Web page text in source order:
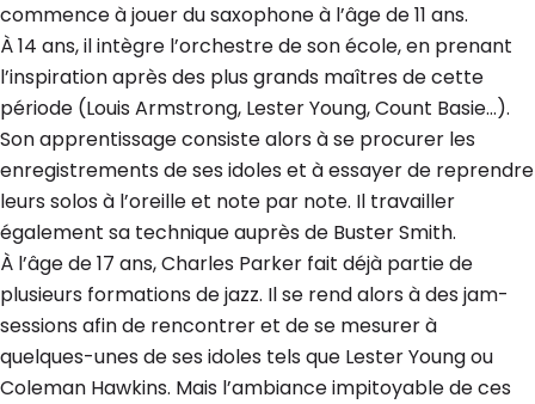
commence à jouer du saxophone à l’âge de 11 ans.
À 14 ans, il intègre l’orchestre de son école, en prenant
l’inspiration après des plus grands maîtres de cette
période (Louis Armstrong, Lester Young, Count Basie…).
Son apprentissage consiste alors à se procurer les
enregistrements de ses idoles et à essayer de reprendre
leurs solos à l’oreille et note par note. Il travailler
également sa technique auprès de Buster Smith.
À l’âge de 17 ans, Charles Parker fait déjà partie de
plusieurs formations de jazz. Il se rend alors à des jam-
sessions afin de rencontrer et de se mesurer à
quelques-unes de ses idoles tels que Lester Young ou
Coleman Hawkins. Mais l’ambiance impitoyable de ces